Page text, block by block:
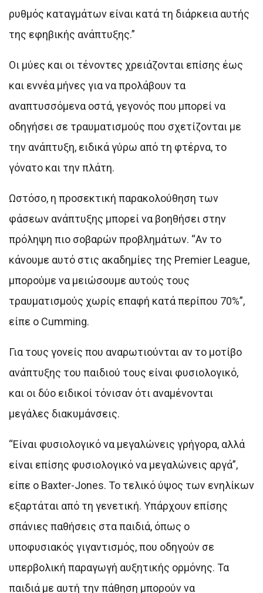
ρυθμός καταγμάτων είναι κατά τη διάρκεια αυτής
της εφηβικής ανάπτυξης.”
Οι μύες και οι τένοντες χρειάζονται επίσης έως
και εννέα μήνες για να προλάβουν τα
αναπτυσσόμενα οστά, γεγονός που μπορεί να
οδηγήσει σε τραυματισμούς που σχετίζονται με
την ανάπτυξη, ειδικά γύρω από τη φτέρνα, το
γόνατο και την πλάτη.
Ωστόσο, η προσεκτική παρακολούθηση των
φάσεων ανάπτυξης μπορεί να βοηθήσει στην
πρόληψη πιο σοβαρών προβλημάτων. “Αν το
κάνουμε αυτό στις ακαδημίες της Premier League,
μπορούμε να μειώσουμε αυτούς τους
τραυματισμούς χωρίς επαφή κατά περίπου 70%”,
είπε ο Cumming.
Για τους γονείς που αναρωτιούνται αν το μοτίβο
ανάπτυξης του παιδιού τους είναι φυσιολογικό,
και οι δύο ειδικοί τόνισαν ότι αναμένονται
μεγάλες διακυμάνσεις.
“Είναι φυσιολογικό να μεγαλώνεις γρήγορα, αλλά
είναι επίσης φυσιολογικό να μεγαλώνεις αργά”,
είπε ο Baxter-Jones. Το τελικό ύψος των ενηλίκων
εξαρτάται από τη γενετική. Υπάρχουν επίσης
σπάνιες παθήσεις στα παιδιά, όπως ο
υποφυσιακός γιγαντισμός, που οδηγούν σε
υπερβολική παραγωγή αυξητικής ορμόνης. Τα
παιδιά με αυτή την πάθηση μπορούν να